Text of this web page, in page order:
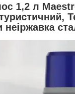
1,2 л
неіржавка